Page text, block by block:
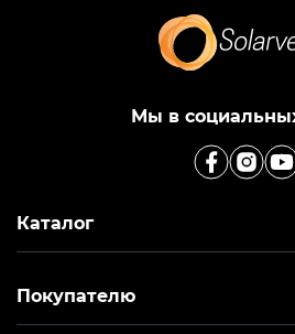
Мы в
Каталог
Покупателю